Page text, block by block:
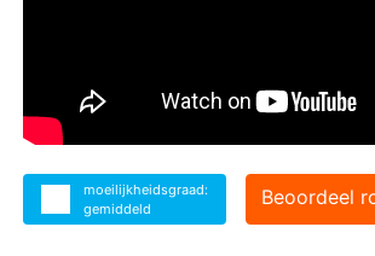
moeilijkheidsgraad:
gemiddeld
Beoordeel